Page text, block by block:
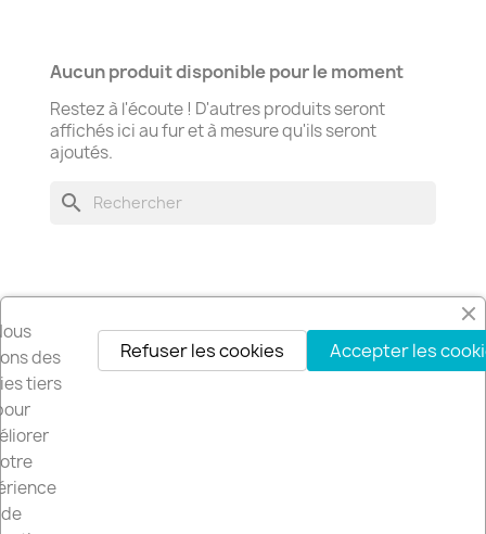
Aucun produit disponible pour le moment
Restez à l'écoute ! D'autres produits seront
affichés ici au fur et à mesure qu'ils seront
ajoutés.
search
Recevez nos offres spéciales
Vous pouvez vous désinscrire à tout moment. Vous trouverez pour cela
des
tiers
de
Accepter les
Refuser les cookies